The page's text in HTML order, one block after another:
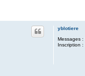
yblotiere
Messages :
Inscription :